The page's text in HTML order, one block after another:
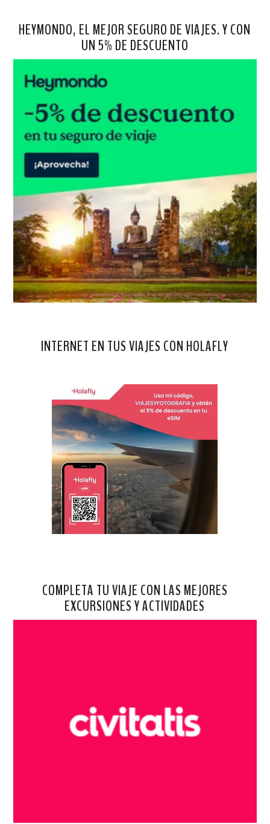
HEYMONDO, EL MEJOR SEGURO DE VIAJES. Y CON
UN 5% DE DESCUENTO
INTERNET EN TUS VIAJES CON HOLAFLY
COMPLETA TU VIAJE CON LAS MEJORES
EXCURSIONES Y ACTIVIDADES